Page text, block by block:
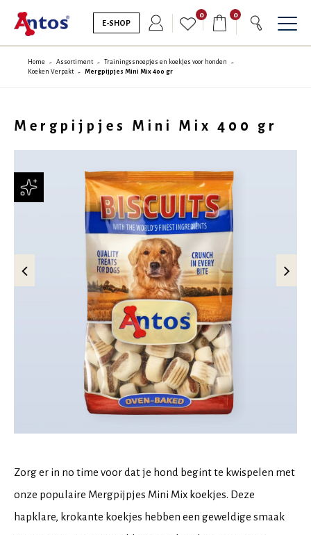
E-SHOP
0 0
Home Assortiment
Trainingssnoepjes en koekjes voor honden
Koeken Verpakt
Mergpijpjes Mini Mix 400 gr
Mergpijpjes Mini Mix 400 gr
Zorg er in no time voor dat je hond begint te kwispelen met
onze populaire Mergpijpjes Mini Mix koekjes. Deze
hapklare, krokante koekjes hebben een geweldige smaak